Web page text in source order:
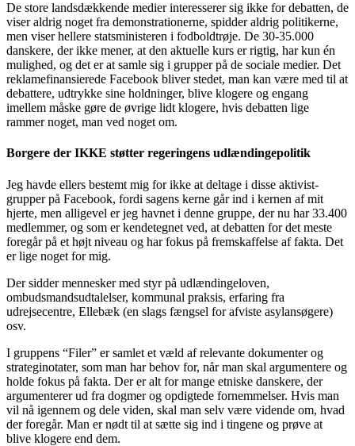
De store landsdækkende medier interesserer sig ikke for debatten, de
viser aldrig noget fra demonstrationerne, spidder aldrig politikerne,
men viser hellere statsministeren i fodboldtrøje. De 30-35.000
danskere, der ikke mener, at den aktuelle kurs er rigtig, har kun én
mulighed, og det er at samle sig i grupper på de sociale medier. Det
reklamefinansierede Facebook bliver stedet, man kan være med til at
debattere, udtrykke sine holdninger, blive klogere og engang
imellem måske gøre de øvrige lidt klogere, hvis debatten lige
rammer noget, man ved noget om.
Borgere der IKKE støtter regeringens udlændingepolitik
Jeg havde ellers bestemt mig for ikke at deltage i disse aktivist-
grupper på Facebook, fordi sagens kerne går ind i kernen af mit
hjerte, men alligevel er jeg havnet i denne gruppe, der nu har 33.400
medlemmer, og som er kendetegnet ved, at debatten for det meste
foregår på et højt niveau og har fokus på fremskaffelse af fakta. Det
er lige noget for mig.
Der sidder mennesker med styr på udlændingeloven,
ombudsmandsudtalelser, kommunal praksis, erfaring fra
udrejsecentre, Ellebæk (en slags fængsel for afviste asylansøgere)
osv.
I gruppens “Filer” er samlet et væld af relevante dokumenter og
strateginotater, som man har behov for, når man skal argumentere og
holde fokus på fakta. Der er alt for mange etniske danskere, der
argumenterer ud fra dogmer og opdigtede fornemmelser. Hvis man
vil nå igennem og dele viden, skal man selv være vidende om, hvad
der foregår. Man er nødt til at sætte sig ind i tingene og prøve at
blive klogere end dem.